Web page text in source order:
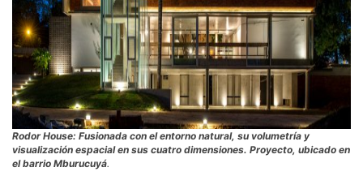
Rodor House: Fusionada con el entorno natural, su volumetría y
visualización espacial en sus cuatro dimensiones. Proyecto, ubicado en
el barrio Mburucuyá.